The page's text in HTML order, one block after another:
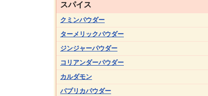
スパイス
クミンパウダー
ターメリックパウダー
ジンジャーパウダー
コリアンダーパウダー
カルダモン
パプリカパウダー